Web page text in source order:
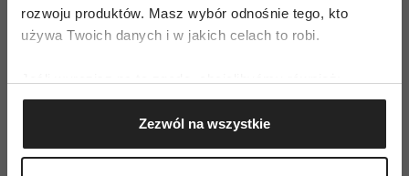
rozwoju produktów. Masz wybór odnośnie tego, kto
używa Twoich danych i w jakich celach to robi.
Gromadzić dane dotyczące Twojej lokalizacji
geograficznej z dokładnością nawet do kilku metrów
Identyfikować Twoje urządzenie, aktywnie
Zezwól na wszystkie
i wyśmiewając polityczno-poprawnościowe
zachowania „lemingów”. Kiedy więc nazywa się
lobby feministyczne, żartują sobie z tego
w sposób niewybredny i świadomie łamią pewne